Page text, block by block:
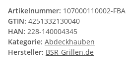
Artikelnummer: 107000110002-FBA
GTIN: 4251332130040
HAN: 228-140004345
Kategorie: Abdeckhauben
Hersteller: BSR-Grillen.de